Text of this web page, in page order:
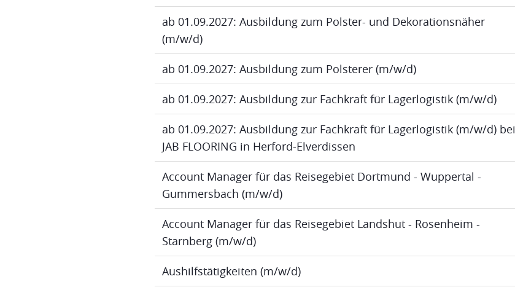
ab 01.09.2027: Ausbildung zum Polster- und Dekorationsnäher
(m/w/d)
ab 01.09.2027: Ausbildung zum Polsterer (m/w/d)
ab 01.09.2027: Ausbildung zur Fachkraft für Lagerlogistik (m/w/d)
ab 01.09.2027: Ausbildung zur Fachkraft für Lagerlogistik (m/w/d) bei
JAB FLOORING in Herford-Elverdissen
Account Manager für das Reisegebiet Dortmund - Wuppertal -
Gummersbach (m/w/d)
Account Manager für das Reisegebiet Landshut - Rosenheim -
Starnberg (m/w/d)
Aushilfstätigkeiten (m/w/d)